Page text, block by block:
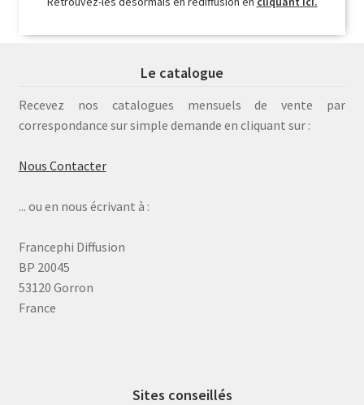
Le catalogue
Recevez nos catalogues mensuels de vente par
correspondance sur simple demande en cliquant sur :
Nous Contacter
... ou en nous écrivant à :
Francephi Diffusion
BP 20045
53120 Gorron
France
Sites conseillés